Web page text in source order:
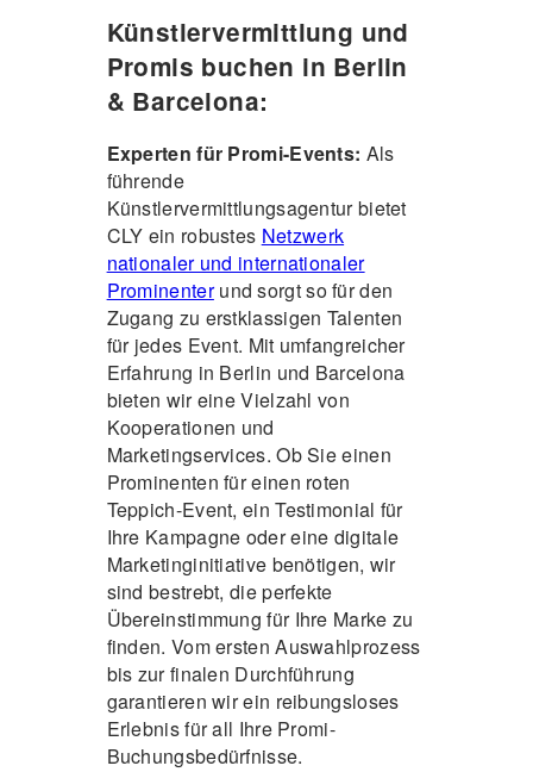
Künstlervermittlung und
Promis buchen in Berlin
& Barcelona:
Experten für Promi-Events: Als
führende
Künstlervermittlungsagentur bietet
CLY ein robustes Netzwerk
nationaler und internationaler
Prominenterund sorgt so für den
Zugang zu erstklassigen Talenten
für jedes Event. Mit umfangreicher
Erfahrung in Berlin und Barcelona
bieten wir eine Vielzahl von
Kooperationen und
Marketingservices. Ob Sie einen
Prominenten für einen roten
Teppich-Event, ein Testimonial für
Ihre Kampagne oder eine digitale
Marketinginitiative benötigen, wir
sind bestrebt, die perfekte
Übereinstimmung für Ihre Marke zu
finden. Vom ersten Auswahlprozess
bis zur finalen Durchführung
garantieren wir ein reibungsloses
Erlebnis für all Ihre Promi-
Buchungsbedürfnisse.